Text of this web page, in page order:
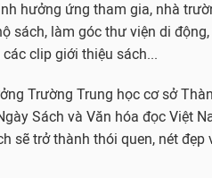
hưởng ứng tham gia, nhà
sách, làm góc thư viện di
clip giới thiệu sách...
Trường Trung học cơ sở
Sách và Văn hóa đọc Việt
sẽ trở thành thói quen, nét